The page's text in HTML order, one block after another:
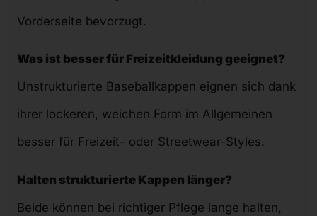
Vorderseite bevorzugt.
Was ist besser für Freizeitkleidung geeignet?
Unstrukturierte Baseballkappen eignen sich dank
ihrer lockeren, weichen Form im Allgemeinen
besser für Freizeit- oder Streetwear-Styles.
Halten strukturierte Kappen länger?
Beide können bei richtiger Pflege lange halten,